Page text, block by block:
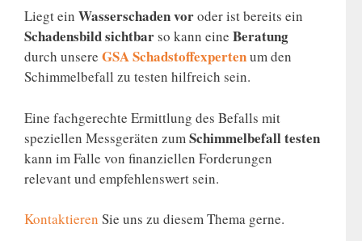
Liegt ein Wasserschaden voroder ist bereits ein
Schadensbild sichtbarso kann eine Beratung
durch unsere GSA Schadstoffexpertenum den
Schimmelbefall zu testen hilfreich sein.
Eine fachgerechte Ermittlung des Befalls mit
speziellen Messgeräten zumSchimmelbefall testen
kann im Falle von finanziellen Forderungen
relevant und empfehlenswert sein.
Kontaktieren Sie uns zu diesem Thema gerne.